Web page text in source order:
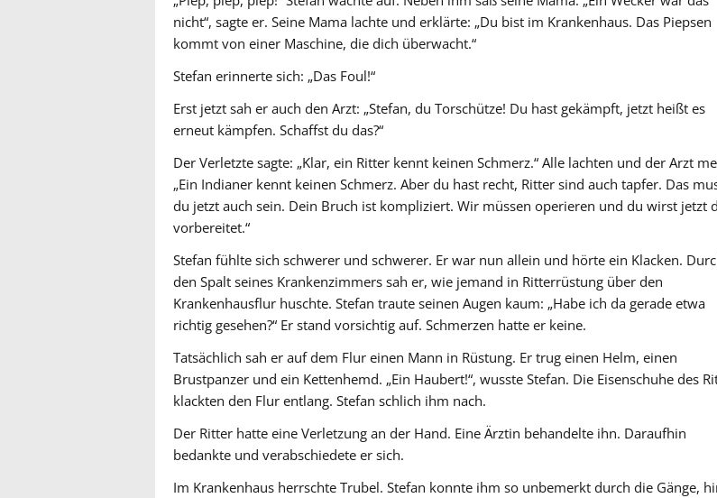
nicht“, sagte er. Seine Mama lachte und erklärte: „Du bist im Krankenhaus. Das Piepsen
kommt von einer Maschine, die dich überwacht.“
Stefan erinnerte sich: „Das Foul!“
Erst jetzt sah er auch den Arzt: „Stefan, du Torschütze! Du hast gekämpft, jetzt heißt es
erneut kämpfen. Schaffst du das?“
Der Verletzte sagte: „Klar, ein Ritter kennt keinen Schmerz.“ Alle lachten und der Arzt
„Ein Indianer kennt keinen Schmerz. Aber du hast recht, Ritter sind auch tapfer. Das
du jetzt auch sein. Dein Bruch ist kompliziert. Wir müssen operieren und du wirst jetzt
vorbereitet.“
Stefan fühlte sich schwerer und schwerer. Er war nun allein und hörte ein Klacken.
den Spalt seines Krankenzimmers sah er, wie jemand in Ritterrüstung über den
Krankenhausflur huschte. Stefan traute seinen Augen kaum: „Habe ich da gerade etwa
richtig gesehen?“ Er stand vorsichtig auf. Schmerzen hatte er keine.
Tatsächlich sah er auf dem Flur einen Mann in Rüstung. Er trug einen Helm, einen
Brustpanzer und ein Kettenhemd. „Ein Haubert!“, wusste Stefan. Die Eisenschuhe des
klackten den Flur entlang. Stefan schlich ihm nach.
Der Ritter hatte eine Verletzung an der Hand. Eine Ärztin behandelte ihn. Daraufhin
bedankte und verabschiedete er sich.
Im Krankenhaus herrschte Trubel. Stefan konnte ihm so unbemerkt durch die Gänge,